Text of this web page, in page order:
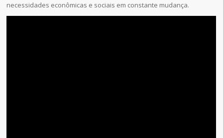
necessidades econômicas e sociais em constante mudança.